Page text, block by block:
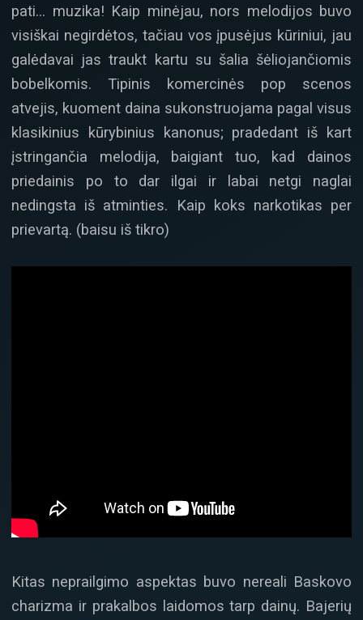
pati… muzika! Kaip minėjau, nors melodijos buvo
visiškai negirdėtos, tačiau vos įpusėjus kūriniui, jau
galėdavai jas traukt kartu su šalia šėliojančiomis
bobelkomis. Tipinis komercinės pop scenos
atvejis, kuoment daina sukonstruojama pagal visus
klasikinius kūrybinius kanonus; pradedant iš kart
įstringančia melodija, baigiant tuo, kad dainos
priedainis po to dar ilgai ir labai netgi naglai
nedingsta iš atminties. Kaip koks narkotikas per
prievartą. (baisu iš tikro)
Kitas neprailgimo aspektas buvo nereali Baskovo
charizma ir prakalbos laidomos tarp dainų. Bajerių